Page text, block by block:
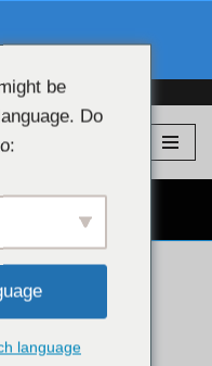
💖 VIP модели
КАМЕРА 👉
be
Do
language